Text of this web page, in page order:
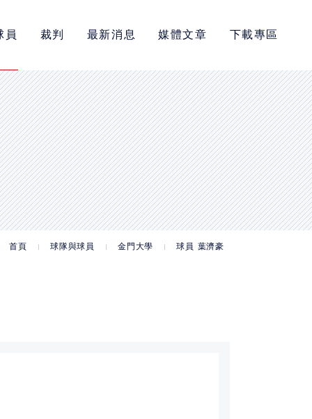
員 裁判 最新消息 媒體文章 下載專區
首頁 球隊與球員 金門大學 球員 葉濟豪